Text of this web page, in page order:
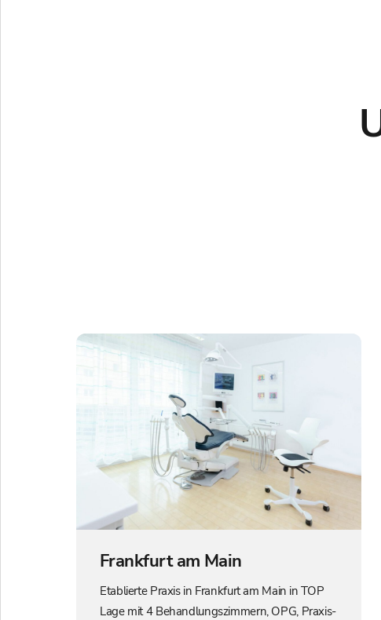
Frankfurt am Main
Etablierte Praxis in Frankfurt am Main in TOP
Lage mit 4 Behandlungszimmern, OPG, Praxis-